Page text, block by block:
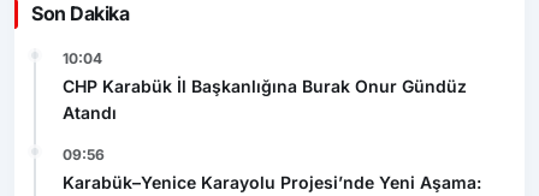
Son Dakika
10:04
CHP Karabük İl Başkanlığına Burak Onur Gündüz
Atandı
09:56
Karabük–Yenice Karayolu Projesi’nde Yeni Aşama: